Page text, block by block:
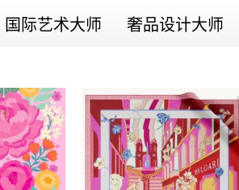
国际艺术大师 奢品设计大师